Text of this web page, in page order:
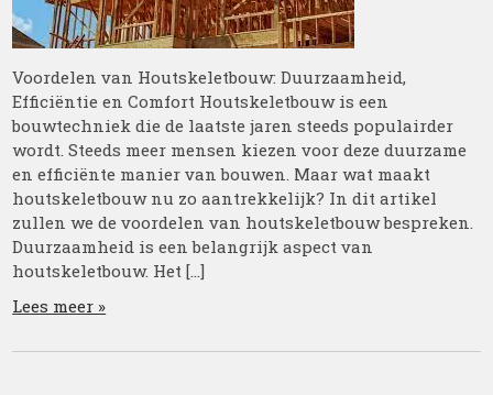
Voordelen van Houtskeletbouw: Duurzaamheid,
Efficiëntie en Comfort Houtskeletbouw is een
bouwtechniek die de laatste jaren steeds populairder
wordt. Steeds meer mensen kiezen voor deze duurzame
en efficiënte manier van bouwen. Maar wat maakt
houtskeletbouw nu zo aantrekkelijk? In dit artikel
zullen we de voordelen van houtskeletbouw bespreken.
Duurzaamheid is een belangrijk aspect van
houtskeletbouw. Het […]
Lees meer »